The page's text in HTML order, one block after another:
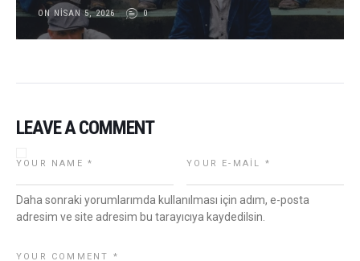
ON NISAN 5, 2026 0
LEAVE A COMMENT
Daha sonraki yorumlarımda kullanılması için adım, e-posta
adresim ve site adresim bu tarayıcıya kaydedilsin.